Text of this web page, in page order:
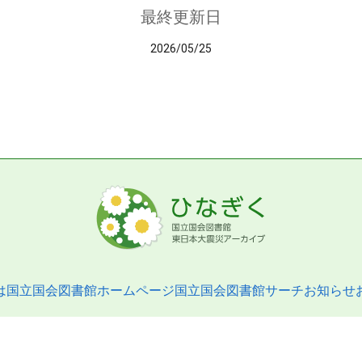
最終更新日
2026/05/25
国立国会図書館ホームページ国立国会図書館サーチお知らせ